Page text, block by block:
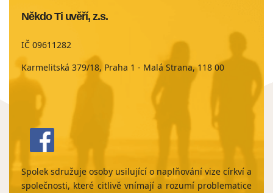
Někdo Ti uvěří, z.s.
IČ 09611282
Karmelitská 379/18, Praha 1 - Malá Strana, 118 00
Spolek sdružuje osoby usilující o naplňování vize církví a
společnosti, které citlivě vnímají a rozumí problematice